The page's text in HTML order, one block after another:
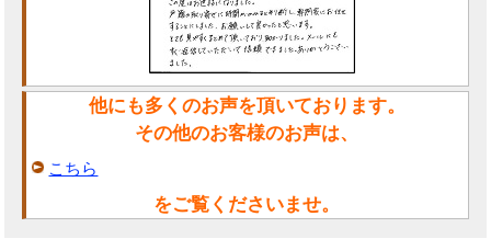
他にも多くのお声を頂いております。
その他のお客様のお声は、
こちら
をご覧くださいませ。